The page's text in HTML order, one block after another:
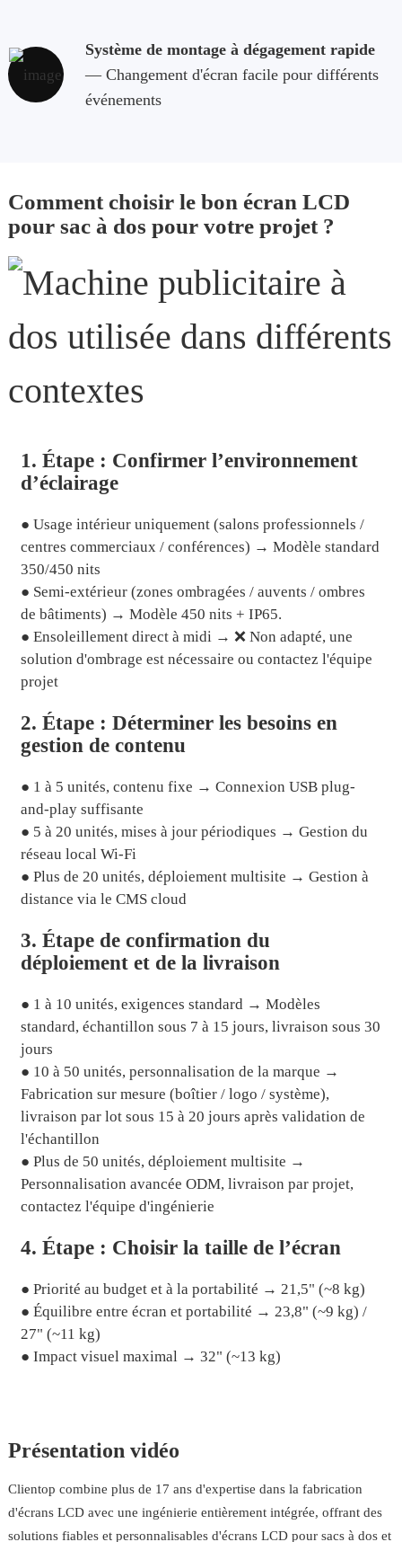
Système de montage à dégagement rapide
— Changement d'écran facile pour différents
événements
Comment choisir le bon écran LCD
pour sac à dos pour votre projet ?
1. Étape : Confirmer l’environnement
d’éclairage
● Usage intérieur uniquement (salons professionnels /
centres commerciaux / conférences) → Modèle standard
350/450 nits
● Semi-extérieur (zones ombragées / auvents / ombres
de bâtiments) → Modèle 450 nits + IP65.
● Ensoleillement direct à midi → ❌ Non adapté, une
solution d'ombrage est nécessaire ou contactez l'équipe
projet
2. Étape : Déterminer les besoins en
gestion de contenu
● 1 à 5 unités, contenu fixe → Connexion USB plug-
and-play suffisante
● 5 à 20 unités, mises à jour périodiques → Gestion du
réseau local Wi-Fi
● Plus de 20 unités, déploiement multisite → Gestion à
distance via le CMS cloud
3. Étape de confirmation du
déploiement et de la livraison
● 1 à 10 unités, exigences standard → Modèles
standard, échantillon sous 7 à 15 jours, livraison sous 30
jours
● 10 à 50 unités, personnalisation de la marque →
Fabrication sur mesure (boîtier / logo / système),
livraison par lot sous 15 à 20 jours après validation de
l'échantillon
● Plus de 50 unités, déploiement multisite →
Personnalisation avancée ODM, livraison par projet,
contactez l'équipe d'ingénierie
4. Étape : Choisir la taille de l’écran
● Priorité au budget et à la portabilité → 21,5" (~8 kg)
● Équilibre entre écran et portabilité → 23,8" (~9 kg) /
27" (~11 kg)
● Impact visuel maximal → 32" (~13 kg)
Présentation vidéo
Clientop combine plus de 17 ans d'expertise dans la fabrication
d'écrans LCD avec une ingénierie entièrement intégrée, offrant des
solutions fiables et personnalisables d'écrans LCD pour sacs à dos et